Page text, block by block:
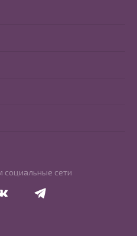
сети